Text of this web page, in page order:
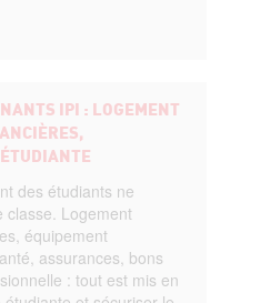
IPI : LOGEMENT
des étudiants ne
classe. Logement
équipement
assurances, bons
: tout est mis en